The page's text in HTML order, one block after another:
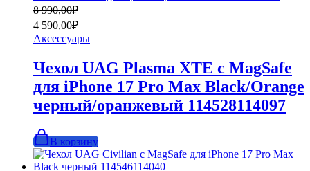
8 990,00₽
Первоначальная
цена
составляла
8
4 590,00₽
Текущая
цена:
4
590,00₽.
Аксессуары
Чехол UAG Plasma XTE с MagSafe
для iPhone 17 Pro Max Black/Orange
черный/оранжевый 114528114097
В корзину